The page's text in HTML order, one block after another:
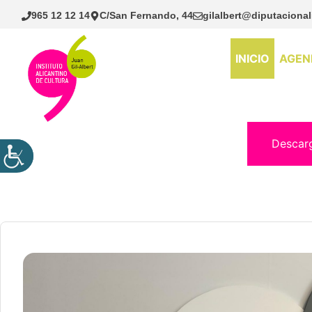
Saltar
965 12 12 14 C/San Fernando, 44
INICIO